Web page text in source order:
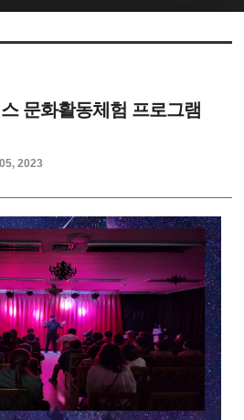
문화활동체험 프로그램
2023
케치북5
케치북5